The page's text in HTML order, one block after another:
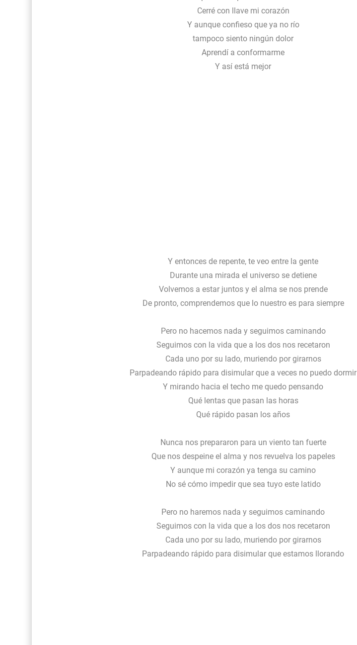
Cerré con llave mi corazón
Y aunque confieso que ya no río
tampoco siento ningún dolor
Aprendí a conformarme
Y así está mejor
Y entonces de repente, te veo entre la gente
Durante una mirada el universo se detiene
Volvemos a estar juntos y el alma se nos prende
De pronto, comprendemos que lo nuestro es para siempre
Pero no hacemos nada y seguimos caminando
Seguimos con la vida que a los dos nos recetaron
Cada uno por su lado, muriendo por girarnos
Parpadeando rápido para disimular que a veces no puedo dormir
Y mirando hacia el techo me quedo pensando
Qué lentas que pasan las horas
Qué rápido pasan los años
Nunca nos prepararon para un viento tan fuerte
Que nos despeine el alma y nos revuelva los papeles
Y aunque mi corazón ya tenga su camino
No sé cómo impedir que sea tuyo este latido
Pero no haremos nada y seguimos caminando
Seguimos con la vida que a los dos nos recetaron
Cada uno por su lado, muriendo por girarnos
Parpadeando rápido para disimular que estamos llorando